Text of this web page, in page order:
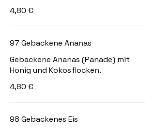
4,80 €
97 Gebackene Ananas
Gebackene Ananas (Panade) mit
Honig und Kokosflocken.
4,80 €
98 Gebackenes Eis